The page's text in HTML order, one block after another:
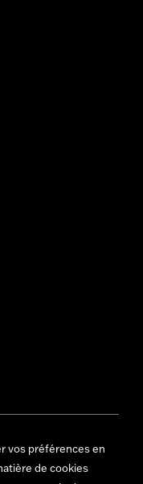
vos préférences en
de cookies